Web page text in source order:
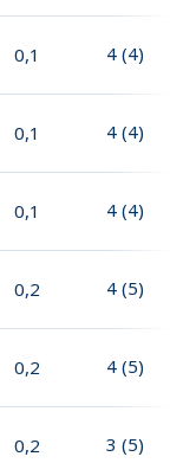
0,1 4 (4)
0,1 4 (4)
0,1 4 (4)
0,2 4 (5)
0,2 4 (5)
0,2 3 (5)